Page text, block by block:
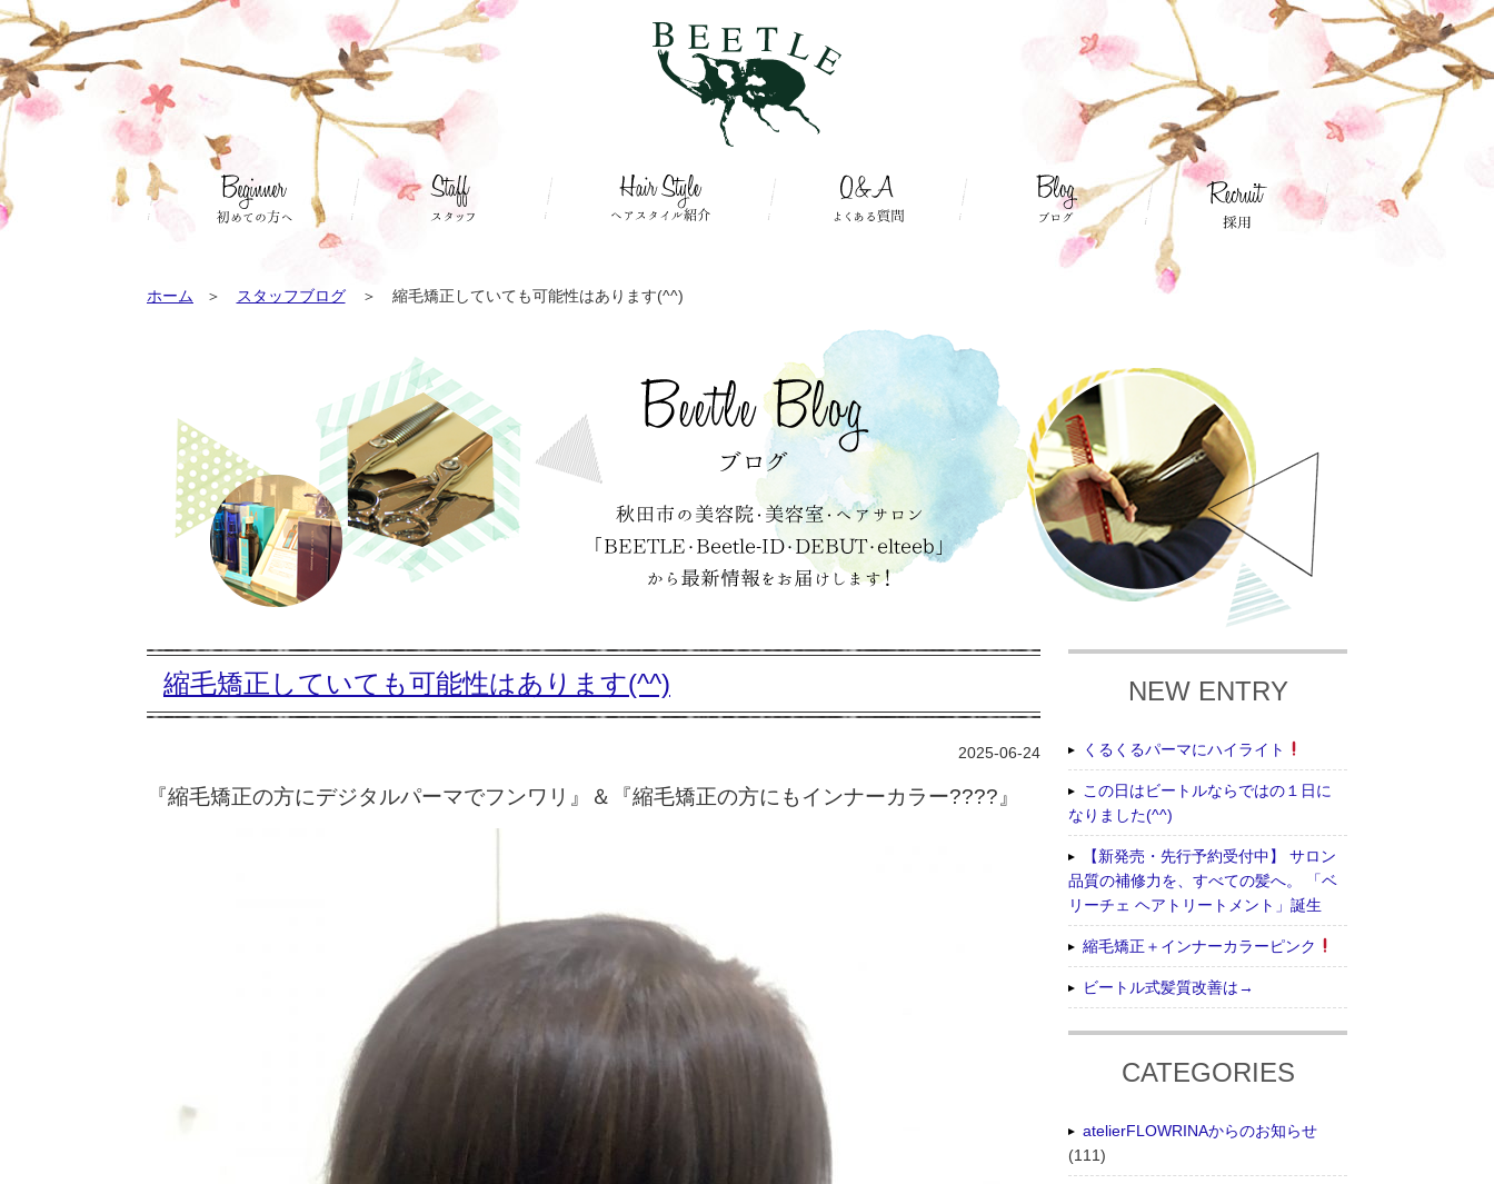
ホーム スタッフブログ 縮毛矯正していても可能性はあります(^^)
縮毛矯正していても可能性はあります(^^)
2025-06-24
『縮毛矯正の方にデジタルパーマでフンワリ』＆『縮毛矯正の方にもインナーカラー????』
NEW ENTRY
くるくるパーマにハイライト
この日はビートルならではの１日に
なりました(^^)
【新発売・先行予約受付中】 サロン
品質の補修力を、すべての髪へ。 「ベ
リーチェ ヘアトリートメント」誕生
縮毛矯正＋インナーカラーピンク
ビートル式髪質改善は→
CATEGORIES
atelierFLOWRINAからのお知らせ
(111)